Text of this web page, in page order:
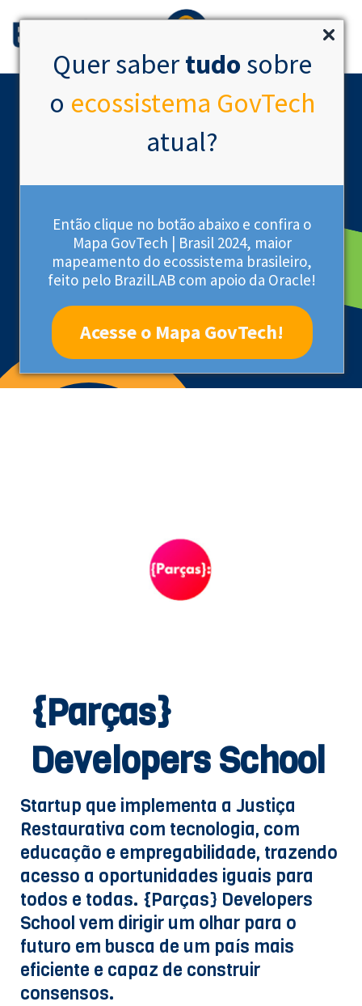
Quer sabertudo sobre
o ecossistema GovTech
atual?
Então clique no botão abaixo e confira o
Mapa GovTech | Brasil 2024, maior
mapeamento do ecossistema brasileiro,
feito pelo BrazilLAB com apoio da Oracle!
Acesse o Mapa GovTech!
Startup Acelerada
{Parças}
Developers School
Startup que implementa a Justiça
Restaurativa com tecnologia, com
educação e empregabilidade, trazendo
acesso a oportunidades iguais para
todos e todas. {Parças} Developers
School vem dirigir um olhar para o
futuro em busca de um país mais
eficiente e capaz de construir
consensos.